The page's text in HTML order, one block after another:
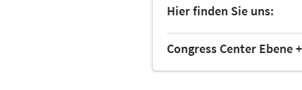
Hier finden Sie uns:
Congress Center Ebene